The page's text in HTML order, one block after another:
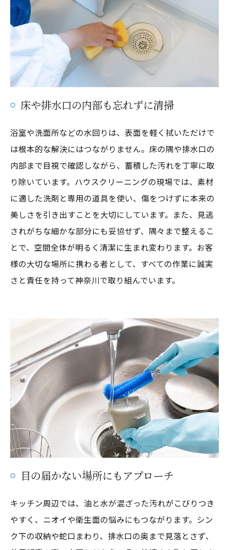
床や排水口の内部も忘れずに清掃
浴室や洗面所などの水回りは、表面を軽く拭いただけで
は根本的な解決にはつながりません。床の隅や排水口の
内部まで目視で確認しながら、蓄積した汚れを丁寧に取
り除いています。ハウスクリーニングの現場では、素材
に適した洗剤と専用の道具を使い、傷をつけずに本来の
美しさを引き出すことを大切にしています。また、見逃
されがちな細かな部分にも妥協せず、隅々まで整えるこ
とで、空間全体が明るく清潔に生まれ変わります。お客
様の大切な場所に携わる者として、すべての作業に誠実
さと責任を持って神奈川で取り組んでいます。
目の届かない場所にもアプローチ
キッチン周辺では、油と水が混ざった汚れがこびりつき
やすく、ニオイや衛生面の悩みにもつながります。シン
ク下の収納や蛇口まわり、排水口の奥まで見落とさず、